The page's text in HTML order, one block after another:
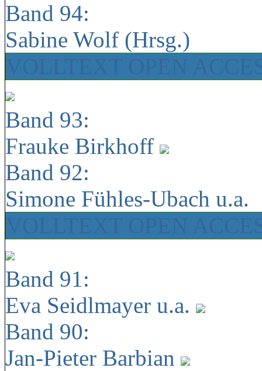
Band 94:
Sabine Wolf (Hrsg.)
Band 93:
Frauke Birkhoff
Band 92:
Simone Fühles-Ubach u.a.
Band 91:
Eva Seidlmayer u.a.
Band 90:
Jan-Pieter Barbian